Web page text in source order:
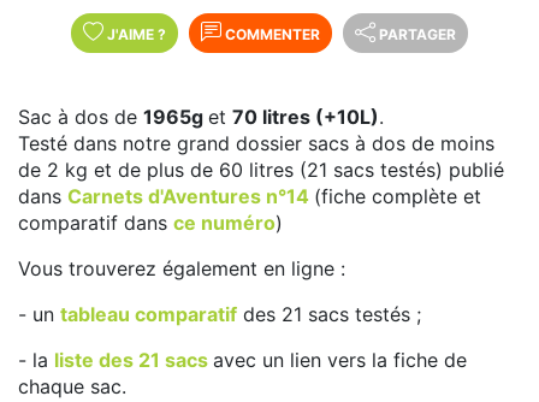
J'AIME ? COMMENTER PARTAGER
Sac à dos de 1965g et 70 litres (+10L).
Testé dans notre grand dossier sacs à dos de moins
de 2 kg et de plus de 60 litres (21 sacs testés) publié
dans Carnets d'Aventures n°14 (fiche complète et
comparatif dans ce numéro)
Vous trouverez également en ligne :
- un tableau comparatif des 21 sacs testés ;
- la liste des 21 sacs avec un lien vers la fiche de
chaque sac.